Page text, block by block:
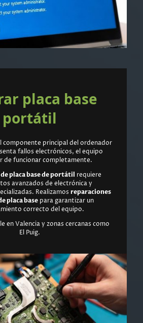
placa base
portátil
componente principal del ordenador
fallos electrónicos, el equipo
de funcionar completamente.
placa base de portátil requiere
avanzados de electrónica y
Realizamos reparaciones
placa base para garantizar un
correcto del equipo.
en Valencia y zonas cercanas como
El Puig.